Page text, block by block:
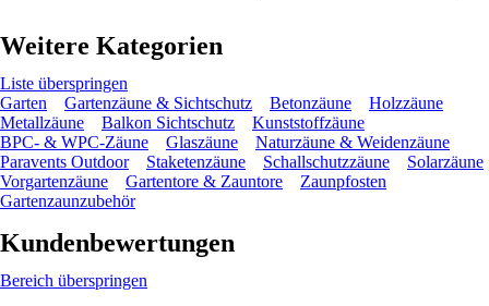
Weitere Kategorien
Liste überspringen
Garten
Gartenzäune & Sichtschutz Betonzäune
Holzzäune
Metallzäune
Balkon Sichtschutz
Kunststoffzäune
BPC- & WPC-Zäune
Glaszäune
Naturzäune & Weidenzäune
Paravents Outdoor
Staketenzäune Schallschutzzäune
Solarzäune
Vorgartenzäune
Gartentore & Zauntore
Zaunpfosten
Gartenzaunzubehör
Kundenbewertungen
Bereich überspringen